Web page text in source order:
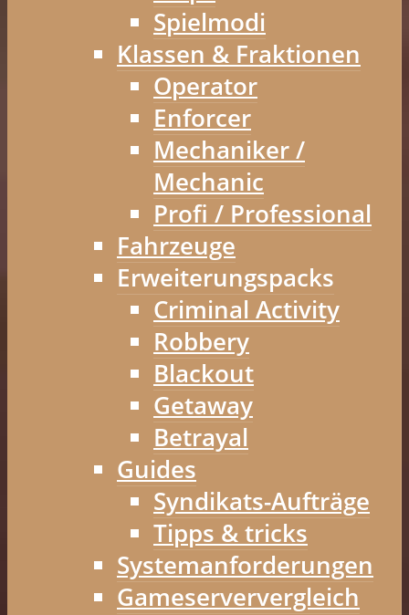
Spielmodi
Klassen & Fraktionen
Operator
Enforcer
Mechaniker /
Mechanic
Profi / Professional
Fahrzeuge
Erweiterungspacks
Criminal Activity
Robbery
Blackout
Getaway
Betrayal
Guides
Syndikats-Aufträge
Tipps & tricks
Systemanforderungen
Gameserververgleich